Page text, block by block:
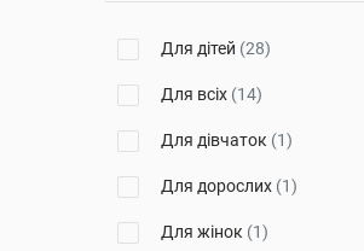
Для дітей (28)
Для всіх (14)
Для дівчаток (1)
Для дорослих (1)
Для жінок (1)